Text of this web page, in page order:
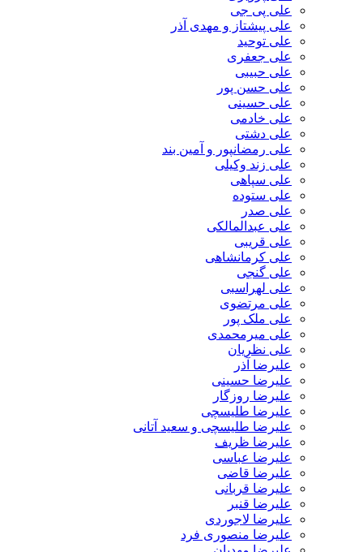
علی پی جی
علی پیشتاز و مهدی آذر
علی توحید
علی جعفری
علی حبیبی
علی حسن پور
علی حسینی
علی خادمی
علی دشتی
علی رمضانپور و آمین بند
علی زند وکیلی
علی سپاهی
علی ستوده
علی صدر
علی عبدالمالکی
علی قریبی
علی کرمانشاهی
علی گنجی
علی لهراسبی
علی مرتضوی
علی ملک پور
علی میرمحمدی
علی نظریان
علیرضا آذر
علیرضا حسینی
علیرضا روزگار
علیرضا طلیسچی
علیرضا طلیسچی و سعید آتانی
علیرضا ظریف
علیرضا عباسی
علیرضا قاضی
علیرضا قربانی
علیرضا قنبر
علیرضا لاجوردی
علیرضا منصوری فرد